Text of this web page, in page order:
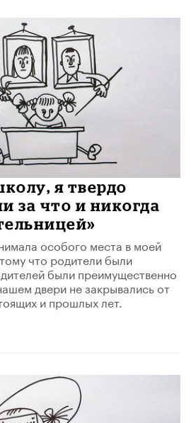
я твердо
за что и никогда
особого места в моей
что родители были
были преимущественно
двери не закрывались от
и прошлых лет.